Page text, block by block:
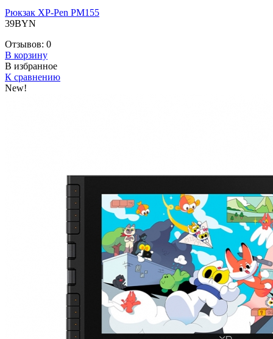
Рюкзак XP-Pen PM155
39BYN
Отзывов: 0
В корзину
В избранное
К сравнению
New!